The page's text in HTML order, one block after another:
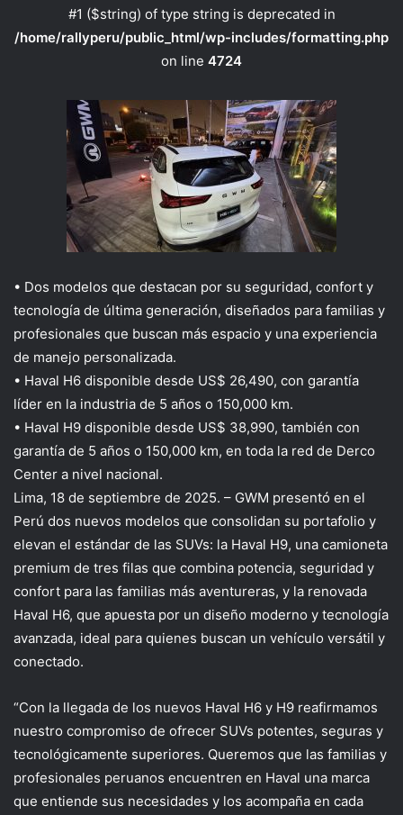
#1 ($string) of type string is deprecated in
/home/rallyperu/public_html/wp-includes/formatting.php
on line 4724
• Dos modelos que destacan por su seguridad, confort y
tecnología de última generación, diseñados para familias y
profesionales que buscan más espacio y una experiencia
de manejo personalizada.
• Haval H6 disponible desde US$ 26,490, con garantía
líder en la industria de 5 años o 150,000 km.
• Haval H9 disponible desde US$ 38,990, también con
garantía de 5 años o 150,000 km, en toda la red de Derco
Center a nivel nacional.
Lima, 18 de septiembre de 2025. – GWM presentó en el
Perú dos nuevos modelos que consolidan su portafolio y
elevan el estándar de las SUVs: la Haval H9, una camioneta
premium de tres filas que combina potencia, seguridad y
confort para las familias más aventureras, y la renovada
Haval H6, que apuesta por un diseño moderno y tecnología
avanzada, ideal para quienes buscan un vehículo versátil y
conectado.
“Con la llegada de los nuevos Haval H6 y H9 reafirmamos
nuestro compromiso de ofrecer SUVs potentes, seguras y
tecnológicamente superiores. Queremos que las familias y
profesionales peruanos encuentren en Haval una marca
que entiende sus necesidades y los acompaña en cada